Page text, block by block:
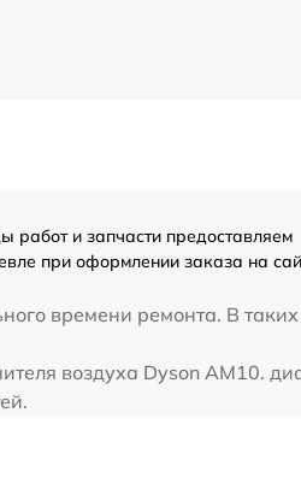
работ и запчасти предоставляем
при оформлении заказа на
времени ремонта. В
воздуха Dyson AM10.